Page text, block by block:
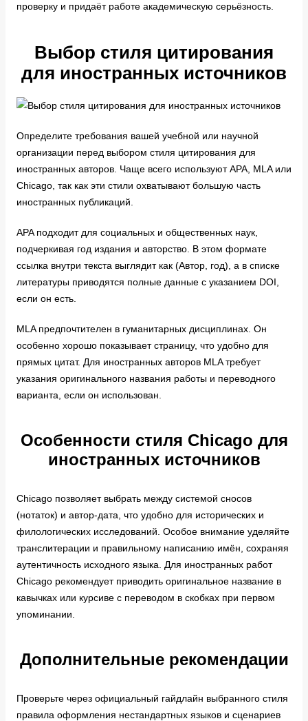
проверку и придаёт работе академическую серьёзность.
Выбор стиля цитирования
для иностранных источников
Определите требования вашей учебной или научной
организации перед выбором стиля цитирования для
иностранных авторов. Чаще всего используют APA, MLA или
Chicago, так как эти стили охватывают большую часть
иностранных публикаций.
APA подходит для социальных и общественных наук,
подчеркивая год издания и авторство. В этом формате
ссылка внутри текста выглядит как (Автор, год), а в списке
литературы приводятся полные данные с указанием DOI,
если он есть.
MLA предпочтителен в гуманитарных дисциплинах. Он
особенно хорошо показывает страницу, что удобно для
прямых цитат. Для иностранных авторов MLA требует
указания оригинального названия работы и переводного
варианта, если он использован.
Особенности стиля Chicago для
иностранных источников
Chicago позволяет выбрать между системой сносов
(нотаток) и автор-дата, что удобно для исторических и
филологических исследований. Особое внимание уделяйте
транслитерации и правильному написанию имён, сохраняя
аутентичность исходного языка. Для иностранных работ
Chicago рекомендует приводить оригинальное название в
кавычках или курсиве с переводом в скобках при первом
упоминании.
Дополнительные рекомендации
Проверьте через официальный гайдлайн выбранного стиля
правила оформления нестандартных языков и сценариев